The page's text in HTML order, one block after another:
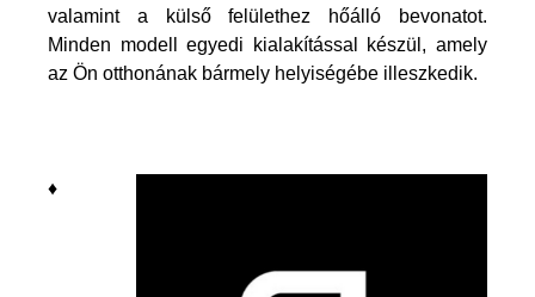
valamint a külső felülethez hőálló bevonatot.
Minden modell egyedi kialakítással készül, amely
az Ön otthonának bármely helyiségébe illeszkedik.
♦